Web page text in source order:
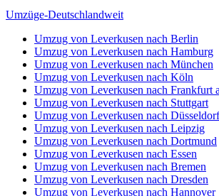
Umzüge-Deutschlandweit
Umzug von Leverkusen nach Berlin
Umzug von Leverkusen nach Hamburg
Umzug von Leverkusen nach München
Umzug von Leverkusen nach Köln
Umzug von Leverkusen nach Frankfurt
Umzug von Leverkusen nach Stuttgart
Umzug von Leverkusen nach Düsseldorf
Umzug von Leverkusen nach Leipzig
Umzug von Leverkusen nach Dortmund
Umzug von Leverkusen nach Essen
Umzug von Leverkusen nach Bremen
Umzug von Leverkusen nach Dresden
Umzug von Leverkusen nach Hannover